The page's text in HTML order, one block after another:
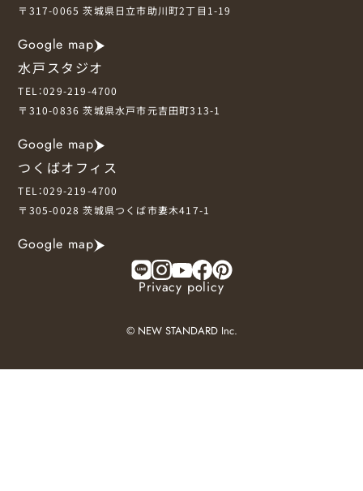
施工事例Works
会社概要・アクセス
採用情報Recruit
お知らせ News
サイトマップSitemap
コンセプトハウスModel
Request
イベント・見学会
〒317-0065茨城県日立市助川町2丁目1-19
Google map
水戸スタジオ
TEL：029-219-4700
〒310-0836茨城県水戸市元吉田町313-1
Google map
つくばオフィス
TEL：029-219-4700
〒305-0028茨城県つくば市妻木417-1
Google map
Privacy policy
© NEW STANDARD Inc.